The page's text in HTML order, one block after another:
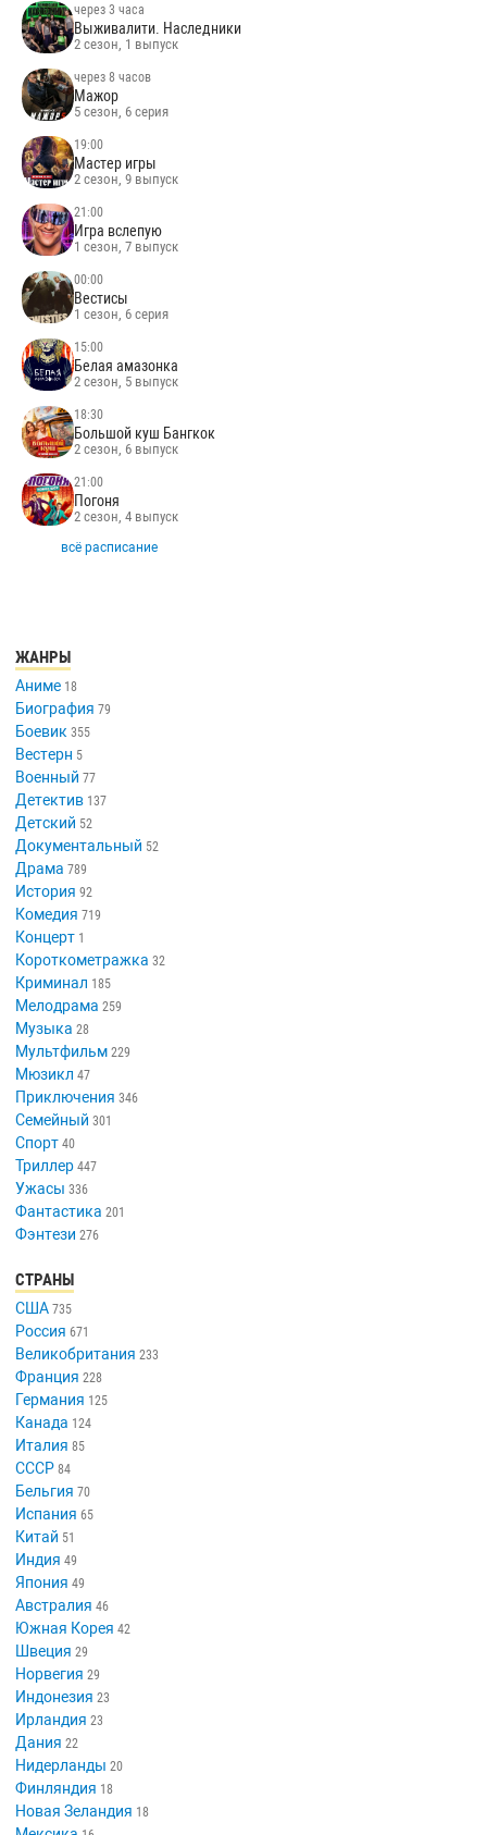
через 3 часа
Выживалити. Наследники
2 сезон, 1 выпуск
через 8 часов
Мажор
5 сезон, 6 серия
19:00
Мастер игры
2 сезон, 9 выпуск
21:00
Игра вслепую
1 сезон, 7 выпуск
00:00
Вестисы
1 сезон, 6 серия
15:00
Белая амазонка
2 сезон, 5 выпуск
18:30
Большой куш Бангкок
2 сезон, 6 выпуск
21:00
Погоня
2 сезон, 4 выпуск
всё расписание
ЖАНРЫ
Аниме 18
Биография 79
Боевик 355
Вестерн 5
Военный 77
Детектив 137
Детский 52
Документальный 52
Драма 789
История 92
Комедия 719
Концерт 1
Короткометражка 32
Криминал 185
Мелодрама 259
Музыка 28
Мультфильм 229
Мюзикл 47
Приключения 346
Семейный 301
Спорт 40
Триллер 447
Ужасы 336
Фантастика 201
Фэнтези 276
СТРАНЫ
США 735
Россия 671
Великобритания 233
Франция 228
Германия 125
Канада 124
Италия 85
СССР 84
Бельгия 70
Испания 65
Китай 51
Индия 49
Япония 49
Австралия 46
Южная Корея 42
Швеция 29
Норвегия 29
Индонезия 23
Ирландия 23
Дания 22
Нидерланды 20
Финляндия 18
Новая Зеландия 18